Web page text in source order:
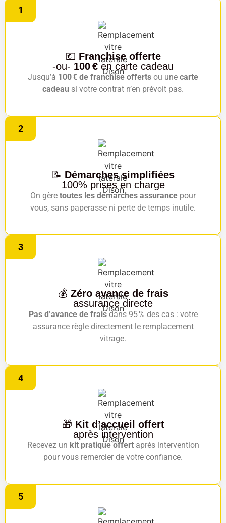
1
💶 Franchise offerte
-ou- 100 € en carte cadeau
Jusqu’à 100 € de franchise offerts ou une carte
cadeau si votre contrat n’en prévoit pas.
2
📝 Démarches simplifiées
100% prises en charge
On gère toutes les démarches assurance pour
vous, sans paperasse ni perte de temps inutile.
3
💰 Zéro avance de frais
assurance directe
Pas d’avance de fraisdans 95 % des cas : votre
assurance règle directement le remplacement
vitrage.
4
🎁 Kit d’accueil offert
après intervention
Recevez un kit pratique offertaprès intervention
pour vous remercier de votre confiance.
5